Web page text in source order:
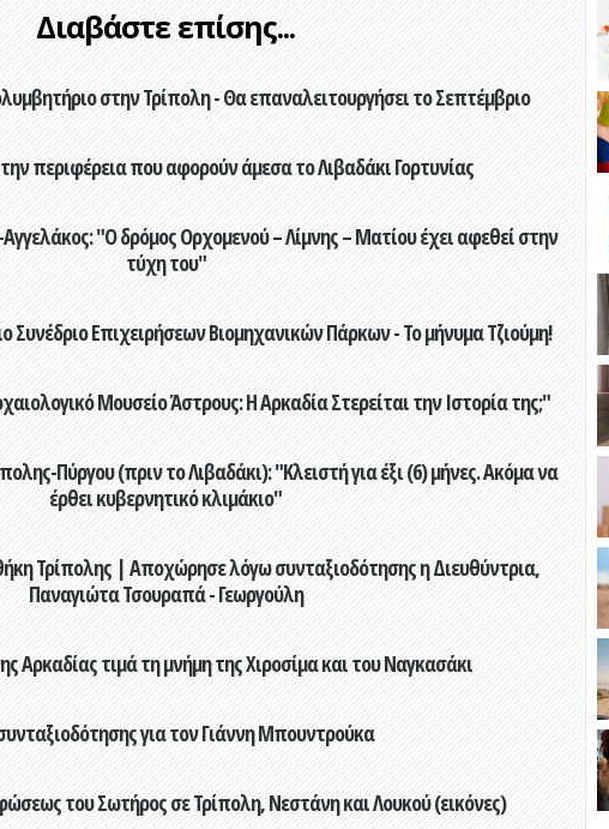
Διαβάστε επίσης...
στην Τρίπολη - Θα επαναλειτουργήσει το Σεπτέμβριο
περιφέρεια που αφορούν άμεσα το Λιβαδάκι Γορτυνίας
"Ο δρόμος Ορχομενού – Λίμνης – Ματίου έχει αφεθεί στην
τύχη του"
Συνέδριο Επιχειρήσεων Βιομηχανικών Πάρκων - Το μήνυμα Τζιούμη!
Μουσείο Άστρους: Η Αρκαδία Στερείται την Ιστορία της;"
Πύργου (πριν το Λιβαδάκι): "Κλειστή για έξι (6) μήνες. Ακόμα να
έρθει κυβερνητικό κλιμάκιο"
Τρίπολης | Αποχώρησε λόγω συνταξιοδότησης η Διευθύντρια,
Παναγιώτα Τσουραπά - Γεωργούλη
Αρκαδίας τιμά τη μνήμη της Χιροσίμα και του Ναγκασάκι
για τον Γιάννη Μπουντρούκα
του Σωτήρος σε Τρίπολη, Νεστάνη και Λουκού (εικόνες)